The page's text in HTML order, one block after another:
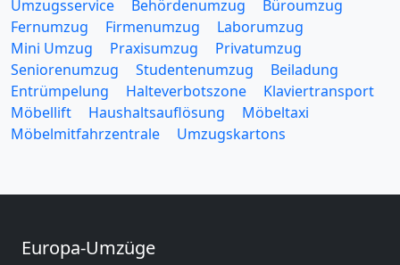
Umzugsservice Behördenumzug
Büroumzug
Fernumzug
Firmenumzug
Laborumzug
Mini Umzug
Praxisumzug
Privatumzug
Seniorenumzug
Studentenumzug
Beiladung
Entrümpelung
Halteverbotszone
Klaviertransport
Möbellift
Haushaltsauflösung
Möbeltaxi
Möbelmitfahrzentrale
Umzugskartons
Europa-Umzüge